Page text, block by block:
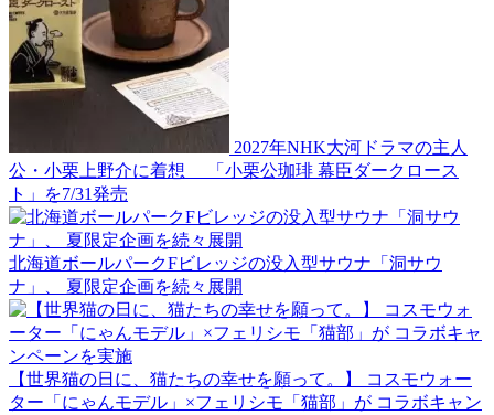
2027年NHK大河ドラマの主人
公・小栗上野介に着想 「小栗公珈琲 幕臣ダークロース
ト」を7/31発売
北海道ボールパークFビレッジの没入型サウナ「洞サウ
ナ」、 夏限定企画を続々展開
【世界猫の日に、猫たちの幸せを願って。】 コスモウォー
ター「にゃんモデル」×フェリシモ「猫部」が コラボキャン